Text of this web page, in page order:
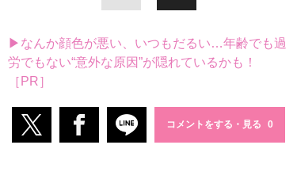
▶なんか顔色が悪い、いつもだるい…年齢でも過
労でもない“意外な原因”が隠れているかも！
［PR］
コメントをする・見る